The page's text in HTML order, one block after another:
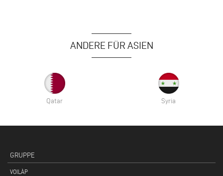
ANDERE FÜR ASIEN
Qatar Syria
GRUPPE
VOILÀP